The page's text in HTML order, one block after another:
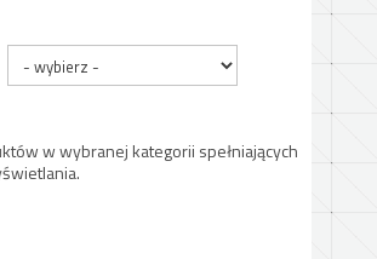
w wybranej kategorii spełniających